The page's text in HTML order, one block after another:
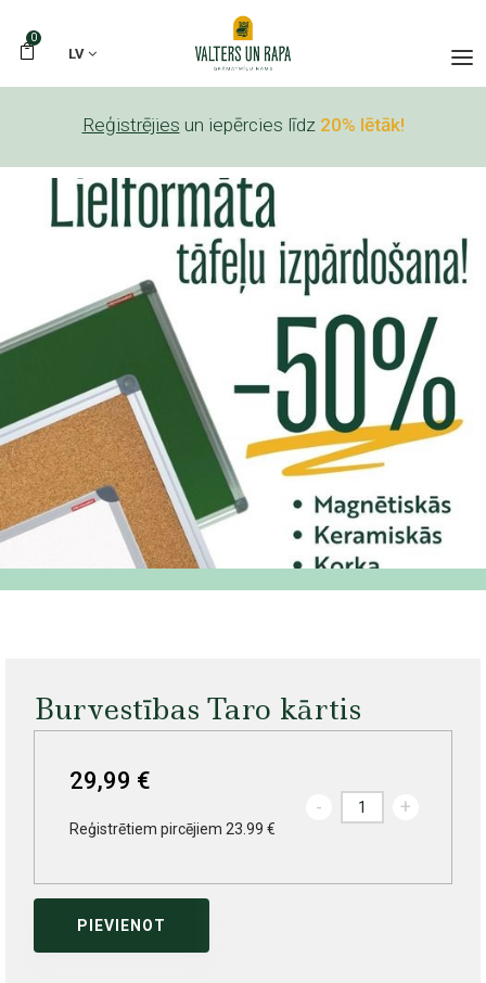
0
LV
Reģistrējies un iepērcies līdz 20% lētāk!
Burvestības Taro kārtis
29,99 €
Reģistrētiem pircējiem 23.99 €
- +
PIEVIENOT